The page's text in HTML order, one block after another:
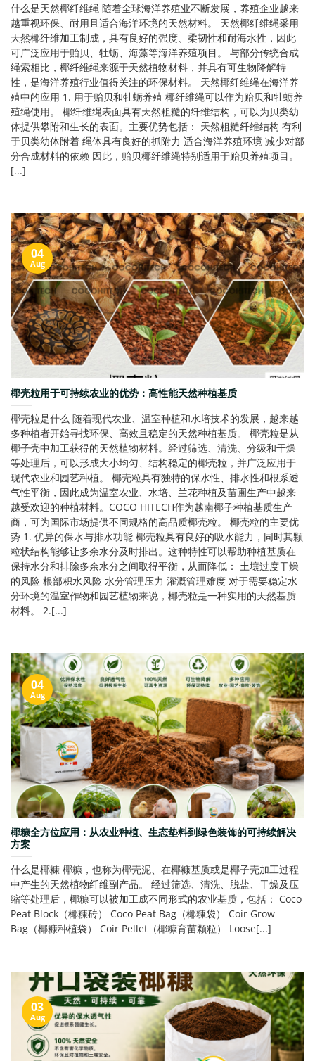
什么是天然椰纤维绳 随着全球海洋养殖业不断发展，养殖企业越来
越重视环保、耐用且适合海洋环境的天然材料。 天然椰纤维绳采用
天然椰纤维加工制成，具有良好的强度、柔韧性和耐海水性，因此
可广泛应用于贻贝、牡蛎、海藻等海洋养殖项目。 与部分传统合成
绳索相比，椰纤维绳来源于天然植物材料，并具有可生物降解特
性，是海洋养殖行业值得关注的环保材料。 天然椰纤维绳在海洋养
殖中的应用 1. 用于贻贝和牡蛎养殖 椰纤维绳可以作为贻贝和牡蛎养
殖绳使用。 椰纤维绳表面具有天然粗糙的纤维结构，可以为贝类幼
体提供攀附和生长的表面。主要优势包括： 天然粗糙纤维结构 有利
于贝类幼体附着 绳体具有良好的抓附力 适合海洋养殖环境 减少对部
分合成材料的依赖 因此，贻贝椰纤维绳特别适用于贻贝养殖项目。
[...]
椰壳粒用于可持续农业的优势：高性能天然种植基质
椰壳粒是什么 随着现代农业、温室种植和水培技术的发展，越来越
多种植者开始寻找环保、高效且稳定的天然种植基质。 椰壳粒是从
椰子壳中加工获得的天然植物材料。经过筛选、清洗、分级和干燥
等处理后，可以形成大小均匀、结构稳定的椰壳粒，并广泛应用于
现代农业和园艺种植。 椰壳粒具有独特的保水性、排水性和根系透
气性平衡，因此成为温室农业、水培、兰花种植及苗圃生产中越来
越受欢迎的种植材料。COCO HITECH作为越南椰子种植基质生产
商，可为国际市场提供不同规格的高品质椰壳粒。 椰壳粒的主要优
势 1. 优异的保水与排水功能 椰壳粒具有良好的吸水能力，同时其颗
粒状结构能够让多余水分及时排出。这种特性可以帮助种植基质在
保持水分和排除多余水分之间取得平衡，从而降低： 土壤过度干燥
的风险 根部积水风险 水分管理压力 灌溉管理难度 对于需要稳定水
分环境的温室作物和园艺植物来说，椰壳粒是一种实用的天然基质
材料。 2.[...]
04
Aug
椰糠全方位应用：从农业种植、生态垫料到绿色装饰的可持续解决
方案
什么是椰糠 椰糠，也称为椰壳泥、在椰糠基质或是椰子壳加工过程
中产生的天然植物纤维副产品。 经过筛选、清洗、脱盐、干燥及压
缩等处理后，椰糠可以被加工成不同形式的农业基质，包括： Coco
Peat Block（椰糠砖） Coco Peat Bag（椰糠袋） Coir Grow
Bag（椰糠种植袋） Coir Pellet（椰糠育苗颗粒） Loose[...]
04
Aug
03
Aug